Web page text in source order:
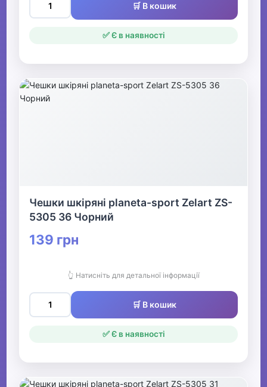
🛒 В кошик
✅ Є в наявності
Чешки шкіряні planeta-sport Zelart ZS-
5305 36 Чорний
139 грн
👆 Натисніть для детальної інформації
🛒 В кошик
✅ Є в наявності